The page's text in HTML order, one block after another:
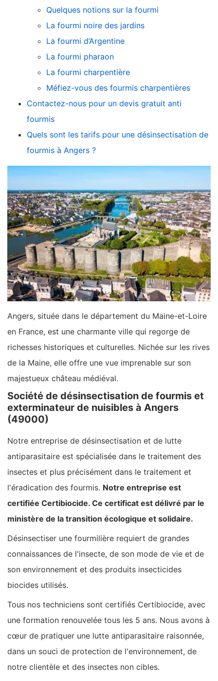
Quelques notions sur la fourmi
La fourmi noire des jardins
La fourmi d’Argentine
La fourmi pharaon
La fourmi charpentière
Méfiez-vous des fourmis charpentières
Contactez-nous pour un devis gratuit anti
fourmis
Quels sont les tarifs pour une désinsectisation de
fourmis à Angers ?
Angers, située dans le département du Maine-et-Loire
en France, est une charmante ville qui regorge de
richesses historiques et culturelles. Nichée sur les rives
de la Maine, elle offre une vue imprenable sur son
majestueux château médiéval.
Société de désinsectisation de fourmis et
exterminateur de nuisibles à Angers
(49000)
Notre entreprise de désinsectisation et de lutte
antiparasitaire est spécialisée dans le traitement des
insectes et plus précisément dans le traitement et
l'éradication des fourmis. Notre entreprise est
certifiée Certibiocide. Ce certificat est délivré par le
ministère de la transition écologique et solidaire.
Désinsectiser une fourmilière requiert de grandes
connaissances de l'insecte, de son mode de vie et de
son environnement et des produits insecticides
biocides utilisés.
Tous nos techniciens sont certifiés Certibiocide, avec
une formation renouvelée tous les 5 ans. Nous avons à
cœur de pratiquer une lutte antiparasitaire raisonnée,
dans un souci de protection de l'environnement, de
notre clientèle et des insectes non cibles.